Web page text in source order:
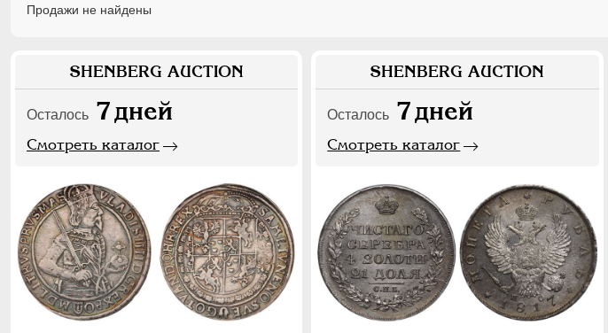
Продажи не найдены
SHENBERG AUCTION
Осталось 7дней
Смотреть каталог
SHENBERG AUCTION
Осталось 7дней
Смотреть каталог